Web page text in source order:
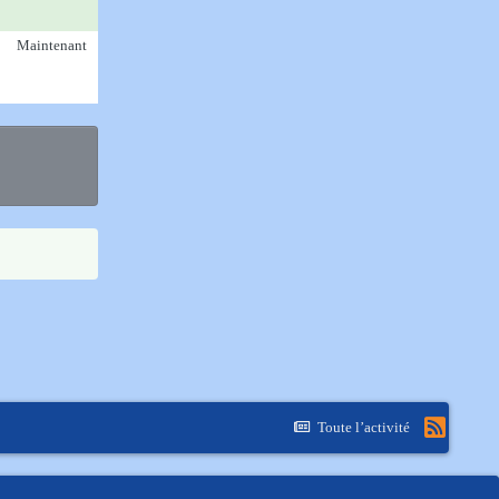
Maintenant
Toute l’activité